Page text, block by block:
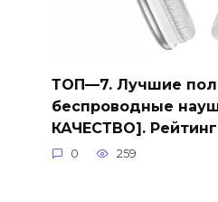
ТОП—7. Лучшие
беспроводные
КАЧЕСТВО].
0 259